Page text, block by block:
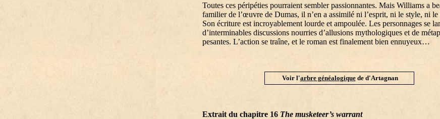
Toutes ces péripéties pourraient sembler passionnantes. Mais Williams a
familier de l’œuvre de Dumas, il n’en a assimilé ni l’esprit, ni le style, ni le
Son écriture est incroyablement lourde et ampoulée. Les personnages se
d’interminables discussions nourries d’allusions mythologiques et de
pesantes. L’action se traîne, et le roman est finalement bien ennuyeux…
Voir l'arbre généalogiquede d'Artagnan
Extrait du chapitre 16 The musketeer’s warrant